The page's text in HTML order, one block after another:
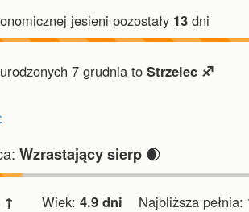
jesieni pozostały 13 dni
7 grudnia to Strzelec ♐︎
Wzrastający sierp 🌒
↑ Wiek: 4.9 dni Najbliższa pełnia: